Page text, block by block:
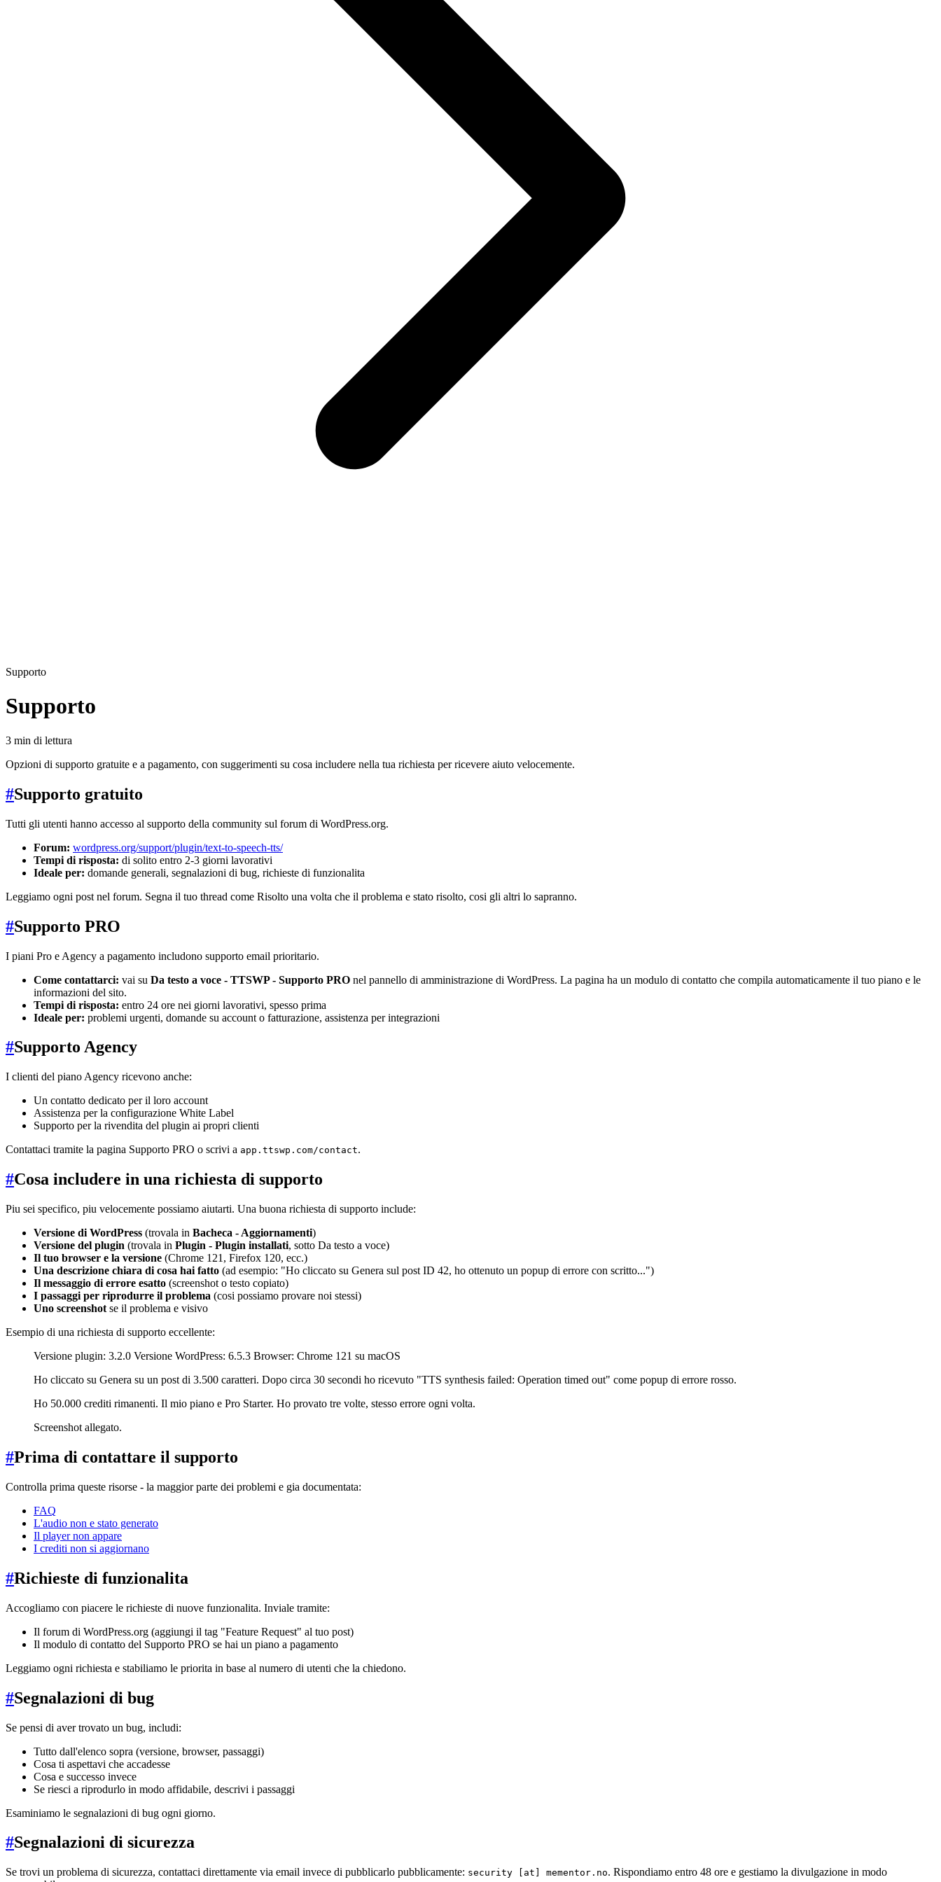
Supporto
Supporto
3 min di lettura
Opzioni di supporto gratuite e a pagamento, con suggerimenti su cosa includere nella tua richiesta per ricevere aiuto velocemente.
#Supporto gratuito
Tutti gli utenti hanno accesso al supporto della community sul forum di WordPress.org.
Forum: wordpress.org/support/plugin/text-to-speech-tts/
Tempi di risposta: di solito entro 2-3 giorni lavorativi
Ideale per: domande generali, segnalazioni di bug, richieste di funzionalita
Leggiamo ogni post nel forum. Segna il tuo thread come Risolto una volta che il problema e stato risolto, cosi gli altri lo sapranno.
#Supporto PRO
I piani Pro e Agency a pagamento includono supporto email prioritario.
Come contattarci: vai su Da testo a voce - TTSWP - Supporto PRO nel pannello di amministrazione di WordPress. La pagina ha un modulo di contatto che compila automaticamente il tuo piano e le
informazioni del sito.
Tempi di risposta: entro 24 ore nei giorni lavorativi, spesso prima
Ideale per: problemi urgenti, domande su account o fatturazione, assistenza per integrazioni
#Supporto Agency
I clienti del piano Agency ricevono anche:
Un contatto dedicato per il loro account
Assistenza per la configurazione White Label
Supporto per la rivendita del plugin ai propri clienti
Contattaci tramite la pagina Supporto PRO o scrivi a app.ttswp.com/contact.
#Cosa includere in una richiesta di supporto
Piu sei specifico, piu velocemente possiamo aiutarti. Una buona richiesta di supporto include:
Versione di WordPress (trovala in Bacheca - Aggiornamenti)
Versione del plugin (trovala in Plugin - Plugin installati, sotto Da testo a voce)
Il tuo browser e la versione (Chrome 121, Firefox 120, ecc.)
Una descrizione chiara di cosa hai fatto (ad esempio: "Ho cliccato su Genera sul post ID 42, ho ottenuto un popup di errore con scritto...")
Il messaggio di errore esatto (screenshot o testo copiato)
I passaggi per riprodurre il problema (cosi possiamo provare noi stessi)
Uno screenshot se il problema e visivo
Esempio di una richiesta di supporto eccellente:
Versione plugin: 3.2.0 Versione WordPress: 6.5.3 Browser: Chrome 121 su macOS
Ho cliccato su Genera su un post di 3.500 caratteri. Dopo circa 30 secondi ho ricevuto "TTS synthesis failed: Operation timed out" come popup di errore rosso.
Ho 50.000 crediti rimanenti. Il mio piano e Pro Starter. Ho provato tre volte, stesso errore ogni volta.
Screenshot allegato.
#Prima di contattare il supporto
Controlla prima queste risorse - la maggior parte dei problemi e gia documentata:
FAQ
L'audio non e stato generato
Il player non appare
I crediti non si aggiornano
#Richieste di funzionalita
Accogliamo con piacere le richieste di nuove funzionalita. Inviale tramite:
Il forum di WordPress.org (aggiungi il tag "Feature Request" al tuo post)
Il modulo di contatto del Supporto PRO se hai un piano a pagamento
Leggiamo ogni richiesta e stabiliamo le priorita in base al numero di utenti che la chiedono.
#Segnalazioni di bug
Se pensi di aver trovato un bug, includi:
Tutto dall'elenco sopra (versione, browser, passaggi)
Cosa ti aspettavi che accadesse
Cosa e successo invece
Se riesci a riprodurlo in modo affidabile, descrivi i passaggi
Esaminiamo le segnalazioni di bug ogni giorno.
#Segnalazioni di sicurezza
Se trovi un problema di sicurezza, contattaci direttamente via email invece di pubblicarlo pubblicamente: security [at] mementor.no. Rispondiamo entro 48 ore e gestiamo la divulgazione in modo